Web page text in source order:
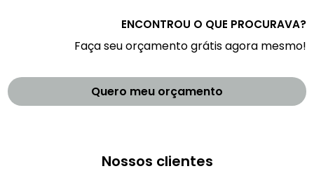
ENCONTROU O QUE PROCURAVA?
Faça seu orçamento grátis agora mesmo!
Quero meu orçamento
Nossos clientes